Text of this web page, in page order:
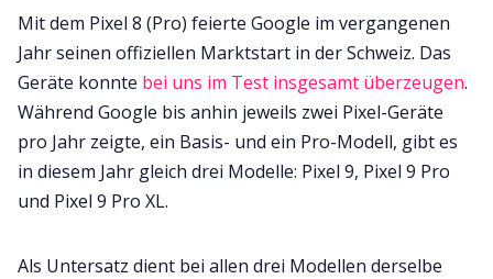
Mit dem Pixel 8 (Pro) feierte Google im vergangenen
Jahr seinen offiziellen Marktstart in der Schweiz. Das
Geräte konnte bei uns im Test insgesamt überzeugen.
Während Google bis anhin jeweils zwei Pixel-Geräte
pro Jahr zeigte, ein Basis- und ein Pro-Modell, gibt es
in diesem Jahr gleich drei Modelle: Pixel 9, Pixel 9 Pro
und Pixel 9 Pro XL.
Als Untersatz dient bei allen drei Modellen derselbe